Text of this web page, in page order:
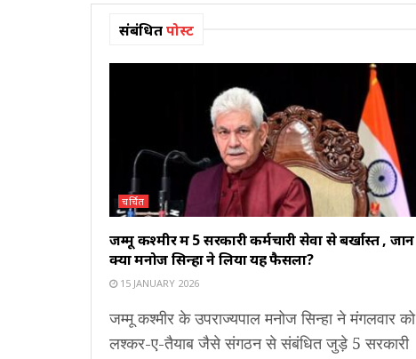
संबंधितपोस्ट
चर्चित
जम्मू कश्मीर में 5 सरकारी कर्मचारी सेवा से बर्खास्त , जानें
क्यों मनोज सिन्हा ने लिया यह फैसला?
15 JANUARY 2026
जम्मू कश्मीर के उपराज्यपाल मनोज सिन्हा ने मंगलवार को
लश्कर-ए-तैयाब जैसे संगठन से संबंधित जुड़े 5 सरकारी